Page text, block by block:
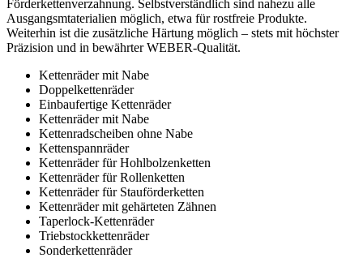
Förderkettenverzahnung. Selbstverständlich sind nahezu alle
Ausgangsmtaterialien möglich, etwa für rostfreie Produkte.
Weiterhin ist die zusätzliche Härtung möglich – stets mit höchster
Präzision und in bewährter WEBER-Qualität.
Kettenräder mit Nabe
Doppelkettenräder
Einbaufertige Kettenräder
Kettenräder mit Nabe
Kettenradscheiben ohne Nabe
Kettenspannräder
Kettenräder für Hohlbolzenketten
Kettenräder für Rollenketten
Kettenräder für Stauförderketten
Kettenräder mit gehärteten Zähnen
Taperlock-Kettenräder
Triebstockkettenräder
Sonderkettenräder